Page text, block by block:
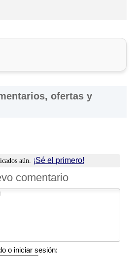
en los sitios web de lasFábricas
y servicios ofrecidos por
de contacto son referenciales y
e incluso, a posibles errores
esta página web.
ofertas y
aún. ¡Sé el primero!
comentario
o iniciar sesión: